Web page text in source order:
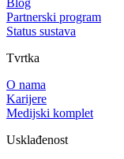
Partnerski program
Status sustava
Tvrtka
O nama
Karijere
Medijski komplet
Usklađenost